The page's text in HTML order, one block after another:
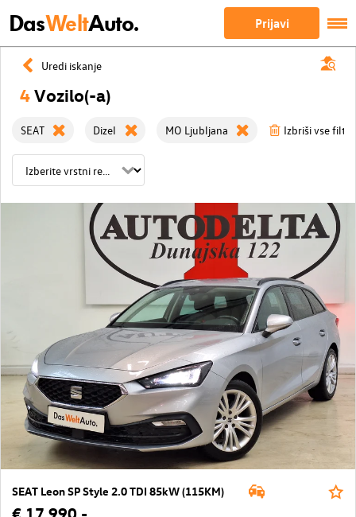
DasWeltAuto. Prijavi
Uredi iskanje
4Vozilo(-a)
SEAT Dizel MO Ljubljana Izbriši vse filtre
SEAT Leon SP Style 2.0 TDI 85kW (115KM)
€ 17.990,-